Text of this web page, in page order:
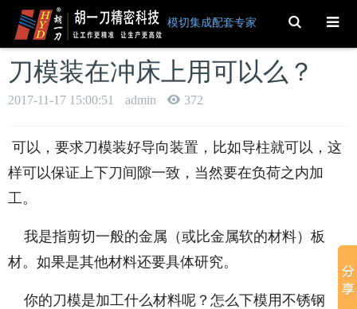
模切集成配套专家 Toggle
Search
刀模装在冲床上用可以么？
2017-11-17 15:00:51 admin 372
可以，要求刀模装好导向装置，比如导柱就可以，这
样可以保证上下刀间隙一致，当然要在负荷之内加
工。
我是指剪切一般的金属（或比金属软的材料）板
材。如果是其他材料还要具体研究。
你的刀模是加工什么材料呢？怎么下模用不锈钢